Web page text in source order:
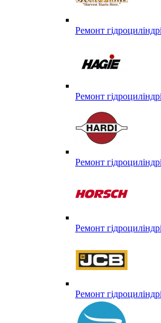
Ремонт
Ремонт
Ремонт
Ремонт
Ремонт